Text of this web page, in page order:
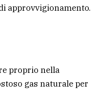
approvvigionamento.
proprio nella
gas naturale per